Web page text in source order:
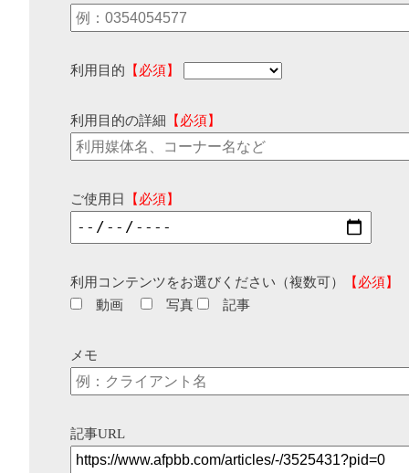
利用目的 【必須】
利用目的の詳細 【必須】
ご使用日 【必須】
利用コンテンツをお選びください（複数可）
【必須】
動画
写真 記事
メモ
記事URL